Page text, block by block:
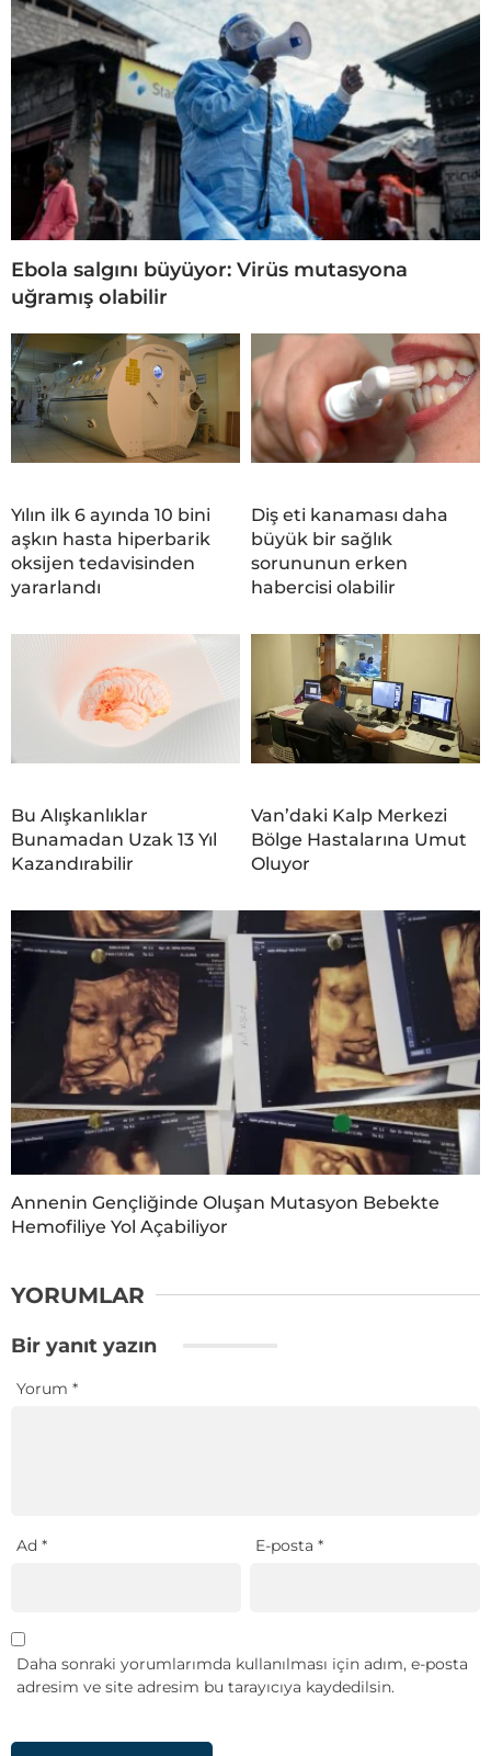
Ebola salgını büyüyor: Virüs mutasyona
uğramış olabilir
Yılın ilk 6 ayında 10 bini
aşkın hasta hiperbarik
oksijen tedavisinden
yararlandı
Diş eti kanaması daha
büyük bir sağlık
sorununun erken
habercisi olabilir
Bu Alışkanlıklar
Bunamadan Uzak 13 Yıl
Kazandırabilir
Van’daki Kalp Merkezi
Bölge Hastalarına Umut
Oluyor
Annenin Gençliğinde Oluşan Mutasyon Bebekte
Hemofiliye Yol Açabiliyor
YORUMLAR
Bir yanıt yazın
Yorum *
Ad * E-posta*
Daha sonraki yorumlarımda kullanılması için adım, e-posta
adresim ve site adresim bu tarayıcıya kaydedilsin.